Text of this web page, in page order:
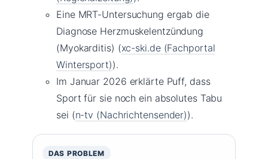
Eine MRT-Untersuchung ergab die
Diagnose Herzmuskelentzündung
(Myokarditis) (xc-ski.de (Fachportal
Wintersport)).
Im Januar 2026 erklärte Puff, dass
Sport für sie noch ein absolutes Tabu
sei (n-tv (Nachrichtensender)).
DAS PROBLEM